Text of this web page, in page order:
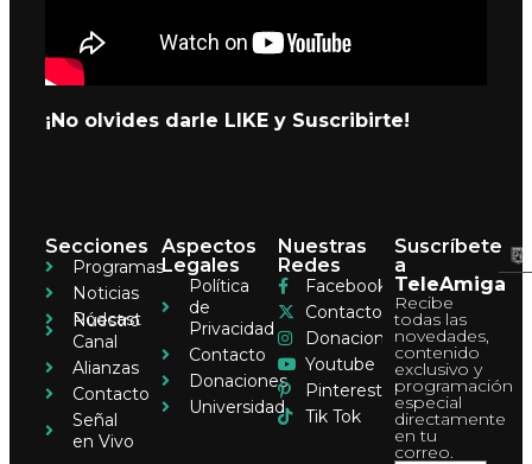
¡No olvides darle LIKE y Suscribirte!
Secciones
Programas
Noticias
Pódcast
Nuestro
Canal
Alianzas
Contacto
Señal
en Vivo
Aspectos
Legales
Política
de
Privacidad
Contacto
Donaciones
Universidad
Nuestras
Redes
Facebook
Contacto
Donaciones
Youtube
Pinterest
Tik Tok
Suscríbete
a
TeleAmiga
Recibe
todas las
novedades,
contenido
exclusivo y
programación
especial
directamente
en tu
correo.